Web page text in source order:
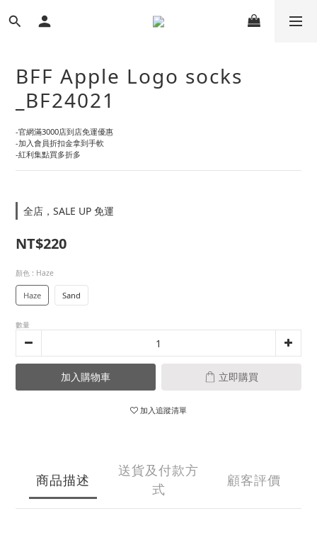
BFF Apple Logo socks
_BF24021
-官網滿3000店到店免運優惠
-加入會員折扣金拿到手軟
-紅利集點買多折多
全店，SALE UP 免運
NT$220
顏色 : Haze
Haze Sand
數量
加入購物車 立即購買
加入追蹤清單
商品描述
送貨及付款方
式
顧客評價